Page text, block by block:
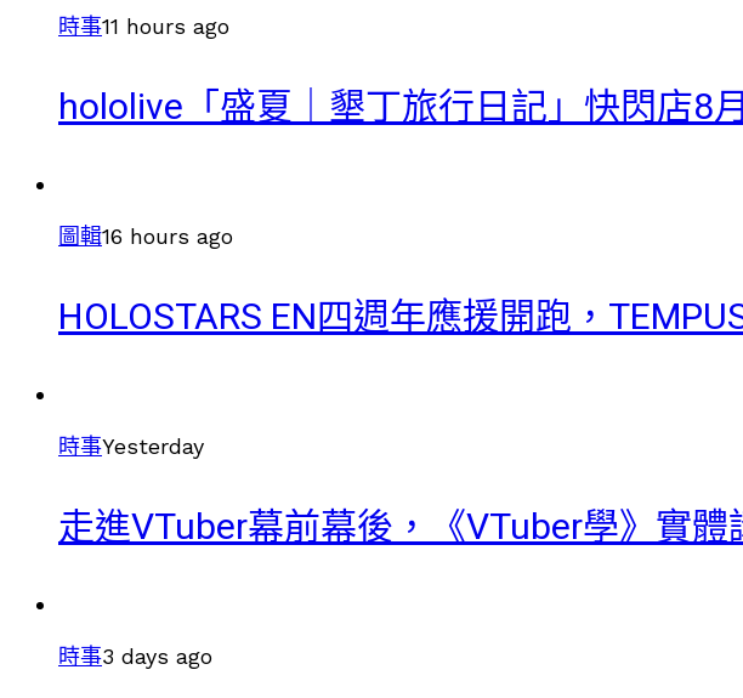
時事11 hours ago
hololive「盛夏｜墾丁旅行日記」快閃店8
圖輯16 hours ago
HOLOSTARS EN四週年應援開跑，
時事Yesterday
走進VTuber幕前幕後，《VTuber學》實
時事3 days ago